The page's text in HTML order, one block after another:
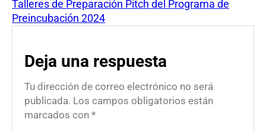
Talleres de Preparación Pitch del Programa de
Preincubación 2024
Deja una respuesta
Tu dirección de correo electrónico no será
publicada. Los campos obligatorios están
marcados con *